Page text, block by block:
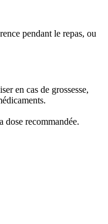
pendant le repas, ou
en cas de grossesse,
dose recommandée.